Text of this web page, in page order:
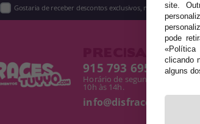
Gostaria de receber descontos exclusivos, novidades e
PRECISA DE
915 793 695
Horário de segunda a sexta das
10h às 14h.
info@disfracestuyyo.pt
site.
pode
clicando
alguns